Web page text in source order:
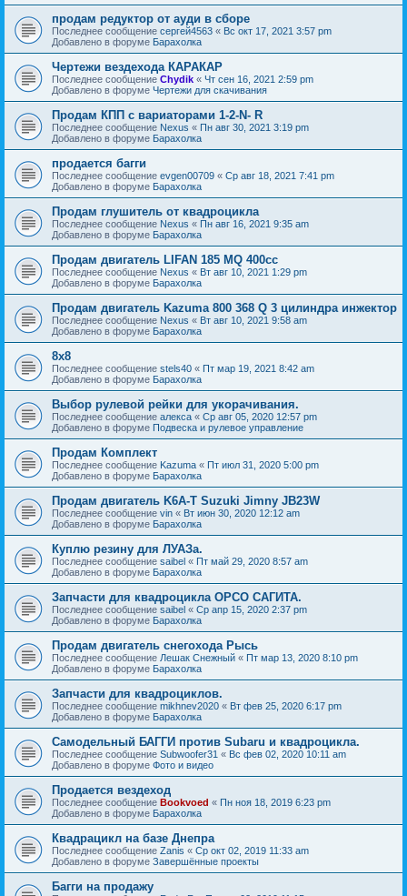
продам редуктор от ауди в сборе
Последнее сообщение сергей4563 « Вс окт 17, 2021 3:57 pm
Добавлено в форуме Барахолка
Чертежи вездехода КАРАКАР
Последнее сообщение Chydik « Чт сен 16, 2021 2:59 pm
Добавлено в форуме Чертежи для скачивания
Продам КПП с вариаторами 1-2-N- R
Последнее сообщение Nexus « Пн авг 30, 2021 3:19 pm
Добавлено в форуме Барахолка
продается багги
Последнее сообщение evgen00709 « Ср авг 18, 2021 7:41 pm
Добавлено в форуме Барахолка
Продам глушитель от квадроцикла
Последнее сообщение Nexus « Пн авг 16, 2021 9:35 am
Добавлено в форуме Барахолка
Продам двигатель LIFAN 185 MQ 400cc
Последнее сообщение Nexus « Вт авг 10, 2021 1:29 pm
Добавлено в форуме Барахолка
Продам двигатель Kazuma 800 368 Q 3 цилиндра инжектор
Последнее сообщение Nexus « Вт авг 10, 2021 9:58 am
Добавлено в форуме Барахолка
8х8
Последнее сообщение stels40 « Пт мар 19, 2021 8:42 am
Добавлено в форуме Барахолка
Выбор рулевой рейки для укорачивания.
Последнее сообщение алекса « Ср авг 05, 2020 12:57 pm
Добавлено в форуме Подвеска и рулевое управление
Продам Комплект
Последнее сообщение Kazuma « Пт июл 31, 2020 5:00 pm
Добавлено в форуме Барахолка
Продам двигатель K6A-T Suzuki Jimny JB23W
Последнее сообщение vin « Вт июн 30, 2020 12:12 am
Добавлено в форуме Барахолка
Куплю резину для ЛУАЗа.
Последнее сообщение saibel « Пт май 29, 2020 8:57 am
Добавлено в форуме Барахолка
Запчасти для квадроцикла ОРСО САГИТА.
Последнее сообщение saibel « Ср апр 15, 2020 2:37 pm
Добавлено в форуме Барахолка
Продам двигатель снегохода Рысь
Последнее сообщение Лешак Снежный « Пт мар 13, 2020 8:10 pm
Добавлено в форуме Барахолка
Запчасти для квадроциклов.
Последнее сообщение mikhnev2020 « Вт фев 25, 2020 6:17 pm
Добавлено в форуме Барахолка
Самодельный БАГГИ против Subaru и квадроцикла.
Последнее сообщение Subwoofer31 « Вс фев 02, 2020 10:11 am
Добавлено в форуме Фото и видео
Продается вездеход
Последнее сообщение Bookvoed « Пн ноя 18, 2019 6:23 pm
Добавлено в форуме Барахолка
Квадрацикл на базе Днепра
Последнее сообщение Zanis « Ср окт 02, 2019 11:33 am
Добавлено в форуме Завершённые проекты
Багги на продажу